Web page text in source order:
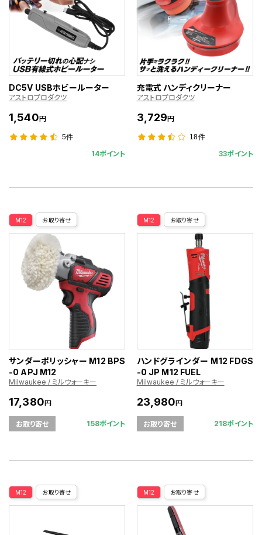
DC5V USBホビールーター
アストロプロダクツ
1,540円
5件
14ポイント
充電式 ハンディクリーナー
アストロプロダクツ
3,729円
18件
33ポイント
M12 お取り寄せ
サンダーポリッシャー M12 BPS
-0 APJ M12
Milwaukee / ミルウォーキー
17,380円
お取り寄せ 158ポイント
M12 お取り寄せ
ハンドグラインダー M12 FDGS
-0 JP M12 FUEL
Milwaukee / ミルウォーキー
23,980円
お取り寄せ 218ポイント
M12 お取り寄せ M12 お取り寄せ